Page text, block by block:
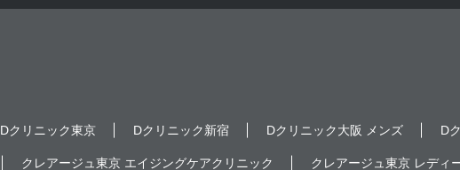
Dクリニック東京 Dクリニック新宿 Dクリニック大阪 メンズ D
クレアージュ東京 エイジングケアクリニック クレアージュ東京 レディ